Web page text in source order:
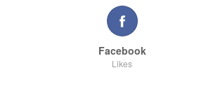
Facebook
Likes